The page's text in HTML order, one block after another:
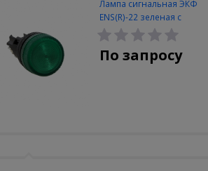
Лампа сигнальная ЭКФ
ENS(R)-22 зеленая с
подсветкой 220В
По запросу